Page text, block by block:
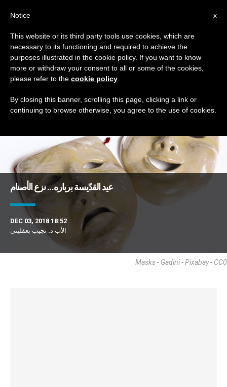
TAG
Posts Tagged ‘برباره’
DERNIÈRES NOUVELLES
عيد القدّيسة برباره… نزع الأصنام
DEC 03, 2018 18:52
الأب د. نجيب بعقليني
Masks - Gadini - Pixabay - CC0
x
Notice
This website or its third party tools use cookies, which are
necessary to its functioning and required to achieve the
purposes illustrated in the cookie policy. If you want to know
more or withdraw your consent to all or some of the cookies,
please refer to the cookie policy
By closing this banner, scrolling this page, clicking a link or
continuing to browse otherwise, you agree to the use of cookies.